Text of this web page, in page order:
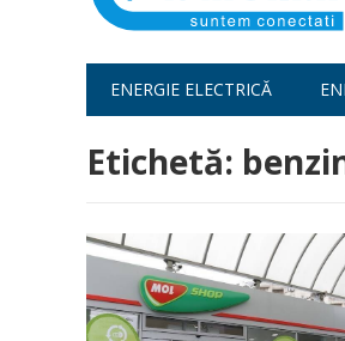
ENERGIE ELECTRICĂ
Etichetă: